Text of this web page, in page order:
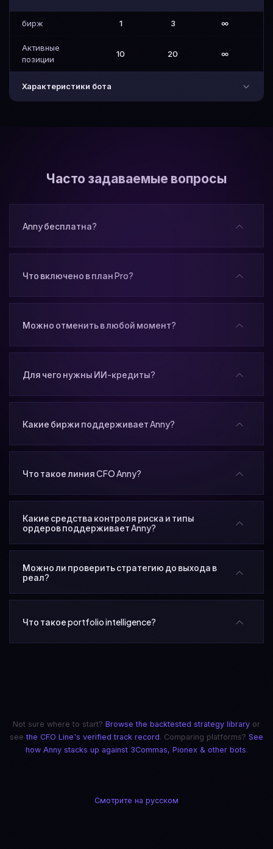
бирж 1 3 ∞
Активные
позиции
10 20 ∞
Характеристики бота
Часто задаваемые вопросы
Anny бесплатна?
Что включено в план Pro?
Можно отменить в любой момент?
Для чего нужны ИИ-кредиты?
Какие биржи поддерживает Anny?
Что такое линия CFO Anny?
Какие средства контроля риска и типы
ордеров поддерживает Anny?
Можно ли проверить стратегию до выхода в
реал?
Что такое portfolio intelligence?
Not sure where to start? Browse the backtested strategy library or
see the CFO Line's verified track record. Comparing platforms? See
how Anny stacks up against 3Commas, Pionex & other bots.
Смотрите на русском